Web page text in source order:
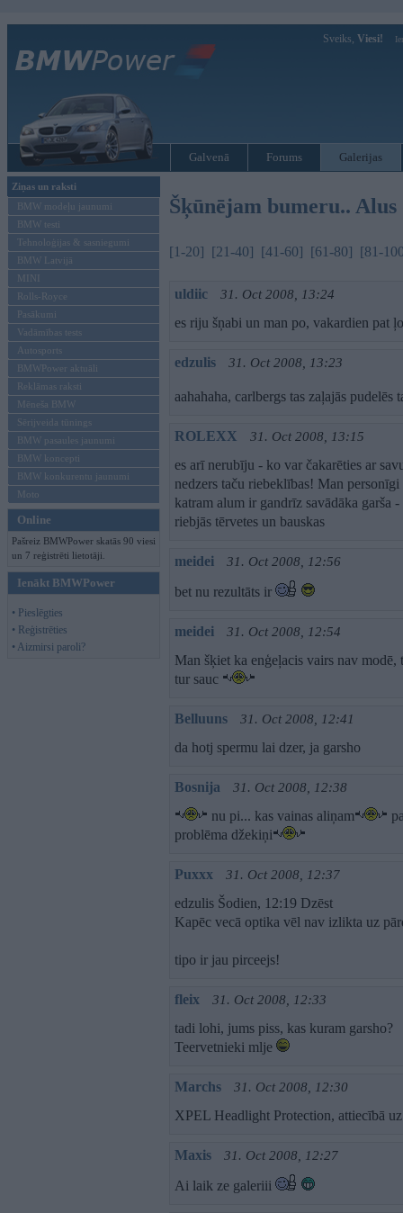
Sveiks, Viesi!
Galvenā Forums Galerijas
Ziņas un raksti
BMW modeļu jaunumi
BMW testi
Tehnoloģijas & sasniegumi
BMW Latvijā
MINI
Rolls-Royce
Pasākumi
Vadāmības tests
Autosports
BMWPower aktuāli
Reklāmas raksti
Mēneša BMW
Sērijveida tūnings
BMW pasaules jaunumi
BMW koncepti
BMW konkurentu jaunumi
Moto
Online
Pašreiz BMWPower skatās 90 viesi
un 7 reģistrēti lietotāji.
Ienākt BMWPower
• Pieslēgties
• Reģistrēties
• Aizmirsi paroli?
Šķūnējam bumeru.. Alus
[1-20] [21-40] [41-60] [61-80] [81-
uldiic 31. Oct 2008, 13:24
es riju šņabi un man po, vakardien pat
edzulis 31. Oct 2008, 13:23
aahahaha, carlbergs tas zaļajās
ROLEXX 31. Oct 2008, 13:15
es arī nerubīju - ko var čakarēties ar
nedzers taču riebeklības! Man
katram alum ir gandrīz savādāka
riebjās tērvetes un bauskas
meidei 31. Oct 2008, 12:56
bet nu rezultāts ir
meidei 31. Oct 2008, 12:54
Man šķiet ka enģeļacis vairs nav
tur sauc
Belluuns 31. Oct 2008, 12:41
da hotj spermu lai dzer, ja garsho
Bosnija 31. Oct 2008, 12:38
nu pi... kas vainas aliņam
problēma džekiņi
Puxxx 31. Oct 2008, 12:37
edzulis Šodien, 12:19 Dzēst
Kapēc vecā optika vēl nav izlikta uz
tipo ir jau pirceejs!
fleix 31. Oct 2008, 12:33
tadi lohi, jums piss, kas kuram garsho?
Teervetnieki mlje
Marchs 31. Oct 2008, 12:30
XPEL Headlight Protection, attiecībā
Maxis 31. Oct 2008, 12:27
Ai laik ze galeriii